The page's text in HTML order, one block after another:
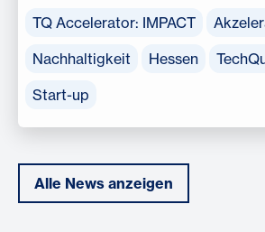
TQ Accelerator: IMPACT
Nachhaltigkeit
Hessen
Start-up
Alle News anzeigen